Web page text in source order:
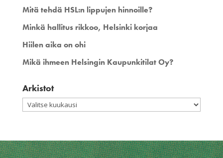
Mitä tehdä HSL:n lippujen hinnoille?
Minkä hallitus rikkoo, Helsinki korjaa
Hiilen aika on ohi
Mikä ihmeen Helsingin Kaupunkitilat Oy?
Arkistot
Arkistot